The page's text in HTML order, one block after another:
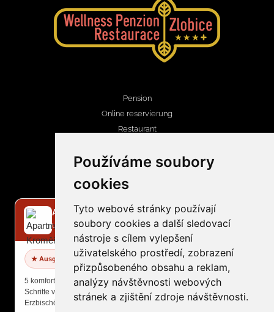
Používáme soubory
cookies
Tyto webové stránky používají
soubory cookies a další sledovací
nástroje s cílem vylepšení
uživatelského prostředí, zobrazení
přizpůsobeného obsahu a reklam,
analýzy návštěvnosti webových
stránek a zjištění zdroje návštěvnosti.
Pension
Online reservierung
Restaurant
Wellness, bowling
Kontakt
KONTAKTINFORMATIONEN
recepce@penzionzlobice.cz
+420 724 794 224
Apartmány Kroměříž
Unterkunft im Stadtzentrum
✕
★ Ausgezeichnete Bewertung
5 komfortable Apartments nur wenige
Schritte vom Hauptplatz und
Erzbischöflichen Schloss.